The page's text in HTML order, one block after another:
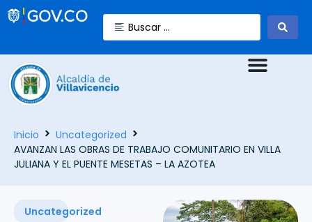
Inicio
Uncategorized
AVANZAN LAS OBRAS DE TRABAJO COMUNITARIO EN VILLA
JULIANA Y EL PUENTE MESETAS – LA AZOTEA
Uncategorized